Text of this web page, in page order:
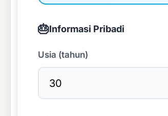
🎂Informasi Pribadi
Usia (tahun)